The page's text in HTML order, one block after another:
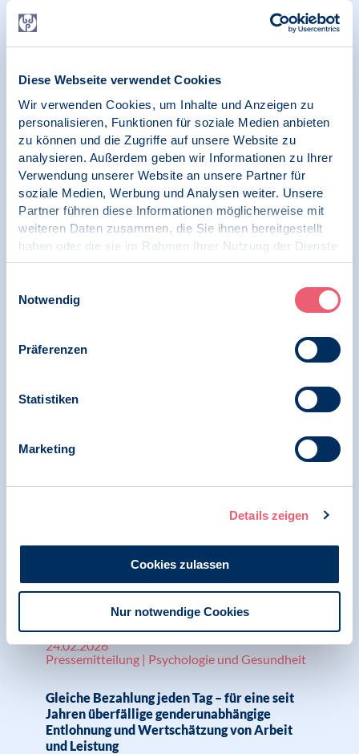
Diese Webseite verwendet Cookies
Wir verwenden Cookies, um Inhalte und Anzeigen zu
personalisieren, Funktionen für soziale Medien anbieten
zu können und die Zugriffe auf unsere Website zu
analysieren. Außerdem geben wir Informationen zu Ihrer
Verwendung unserer Website an unsere Partner für
soziale Medien, Werbung und Analysen weiter. Unsere
Partner führen diese Informationen möglicherweise mit
weiteren Daten zusammen, die Sie ihnen bereitgestellt
haben oder die sie im Rahmen Ihrer Nutzung der Dienste
gesammelt haben.
Notwendig
Präferenzen
Statistiken
Marketing
Details zeigen
Cookies zulassen
Nur notwendige Cookies
28.07.2026
News | Geschlechtsspezifische Gewalt
Vertreterinnen der BDP-AG
„Geschlechtsspezifische Gewalt“ zu Gast auf
der BMJV-Veranstaltung „MUT FINDET
RÜCKHALT – Gewalt gegen Frauen
gemeinsam bekämpfen“
Gewalt | Psychologie und Gesundheit
BDP fordert bei strafrechtlicher Verfolgung
sexualisierter Gewalt unter Anwendung von
Gewalt in Deutschland braucht es dringend
eine bundesweite Gesamtstrategie
24.02.2026
Pressemitteilung | Psychologie und Gesundheit
Gleiche Bezahlung jeden Tag – für eine seit
Jahren überfällige genderunabhängige
Entlohnung und Wertschätzung von Arbeit
und Leistung